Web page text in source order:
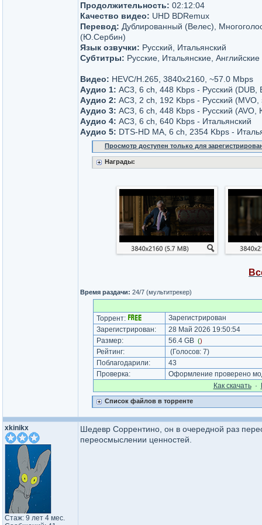
Продолжительность: 02:12:04
Качество видео: UHD BDRemux
Перевод: Дублированный (Велес),
(Ю.Сербин)
Язык озвучки: Русский, Итальянский
Субтитры: Русские, Итальянские,
Видео: НЕVC/H.265, 3840x2160, ~57.0 Mbps
Аудио 1: AC3, 6 ch, 448 Kbps - Русский (DUB,
Аудио 2: AC3, 2 ch, 192 Kbps - Русский
Аудио 3: AC3, 6 ch, 448 Kbps - Русский
Аудио 4: AC3, 6 ch, 640 Kbps - Итальянский
Аудио 5: DTS-HD MA, 6 ch, 2354 Kbps -
Просмотр доступен только для
Награды:
Время раздачи: 24/7 (мультитрекер)
Торрент:
Зарегистрирован
Зарегистрирован:
28 Май 2026 19:50:54
Размер:
56.4 GB ()
Рейтинг: (Голосов: 7)
Поблагодарили:
43
Проверка:
Оформление проверено
Как cкачать·
Список файлов в торренте
xkinikx
Стаж: 9 лет 4 мес.
Шедевр Соррентино, он в очередной раз
переосмыслении ценностей.